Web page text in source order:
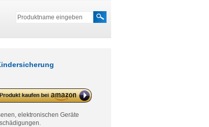
PREMIUM 8-fach
– Überlastschutz
Kindersicherung
elektronischen Geräte